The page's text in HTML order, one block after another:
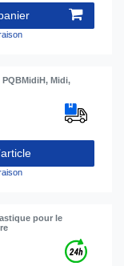
Midi,
pour le